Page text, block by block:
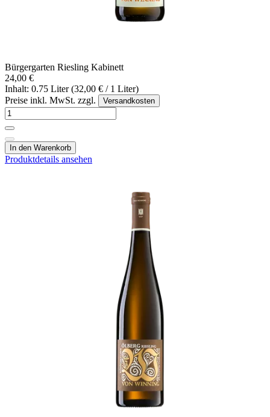
Bürgergarten Riesling Kabinett
24,00 €
Inhalt: 0.75 Liter (32,00 € / 1 Liter)
Preise inkl. MwSt. zzgl.
Versandkosten
In den Warenkorb
Produktdetails ansehen